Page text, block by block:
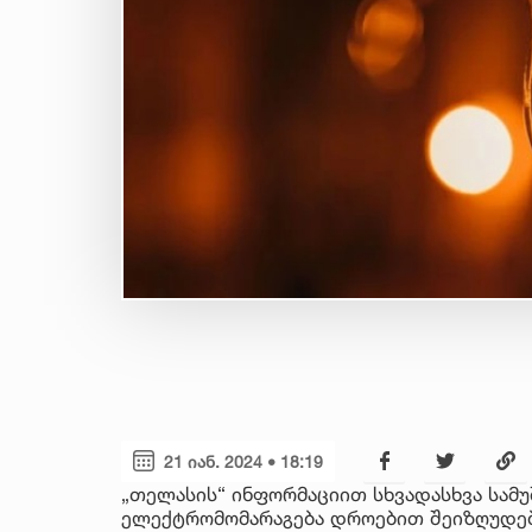
21 იან. 2024 • 18:19
„თელასის“ ინფორმაციით სხვადასხვა
ელექტრომომარაგება დროებით